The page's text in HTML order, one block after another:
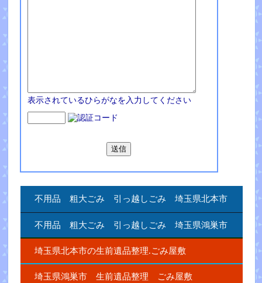
表示されているひらがなを入力してください
不用品 粗大ごみ 引っ越しごみ 埼玉県北本市
不用品 粗大ごみ 引っ越しごみ 埼玉県鴻巣市
埼玉県北本市の生前遺品整理.ごみ屋敷
埼玉県鴻巣市 生前遺品整理 ごみ屋敷